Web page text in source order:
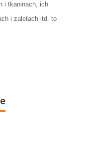
i tkaninach, ich
i zaletach itd. to